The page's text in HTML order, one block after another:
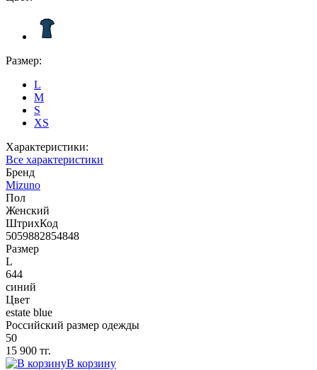
Размер:
L
M
S
XS
Характеристики:
Все характеристики
Бренд
Mizuno
Пол
Женский
ШтрихКод
5059882854848
Размер
L
644
синий
Цвет
estate blue
Российский размер одежды
50
15 900 тг.
В корзину